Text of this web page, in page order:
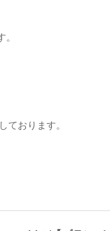
おります。